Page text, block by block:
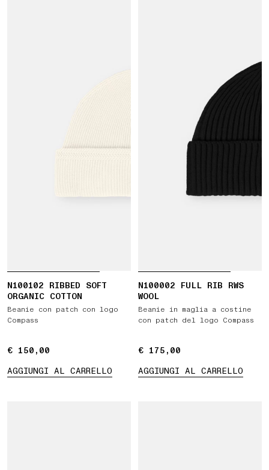
N100102 RIBBED SOFT
ORGANIC COTTON
Beanie con patch con logo
Compass
€ 150,00
€ 150,00
AGGIUNGI AL CARRELLO
N100002 FULL RIB RWS
WOOL
Beanie in maglia a costine
con patch del logo Compass
€ 175,00
€ 175,00
AGGIUNGI AL CARRELLO